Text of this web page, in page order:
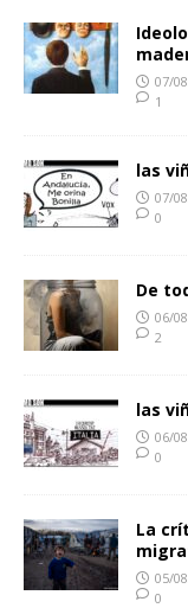
07/
1
las
07/
0
De
06/
2
las
06/
0
La
05/
0